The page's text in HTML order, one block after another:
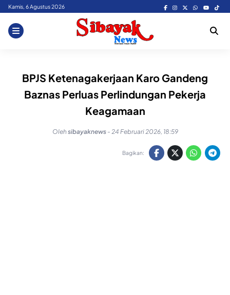
Skip
content
Kamis, 6 Agustus 2026
BPJS Ketenagakerjaan Karo Gandeng
Baznas Perluas Perlindungan Pekerja
Keagamaan
Olehsibayaknews - 24 Februari 2026, 18:59
Bagikan: